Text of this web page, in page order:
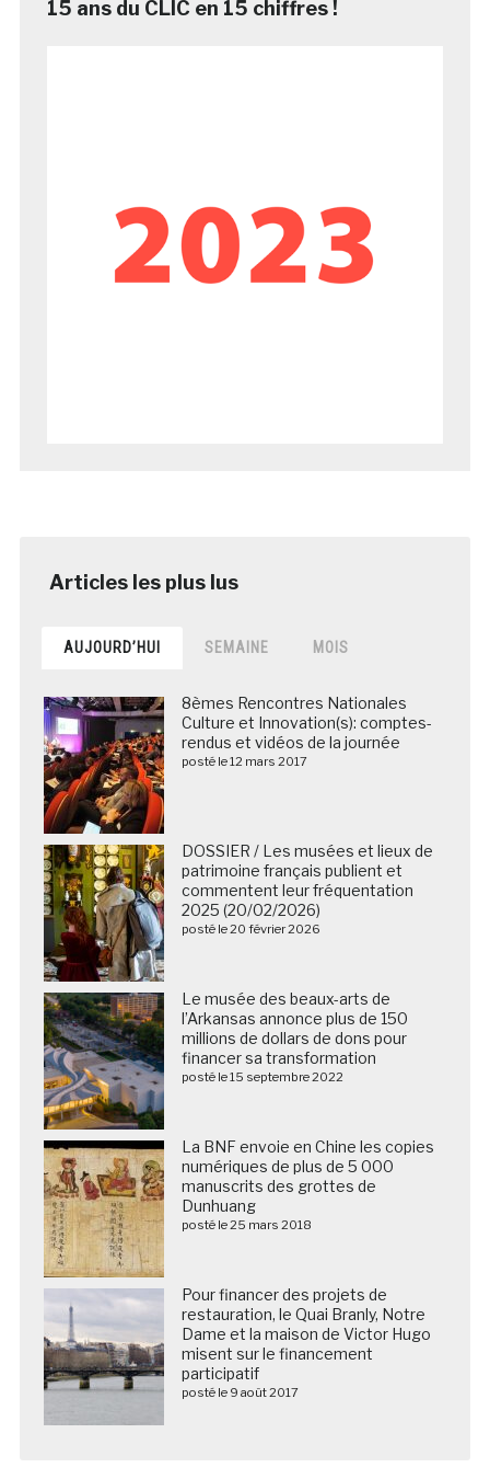
15 ans du CLIC en 15 chiffres !
AUJOURD’HUI SEMAINE MOIS
8èmes Rencontres Nationales
Culture et Innovation(s): comptes-
rendus et vidéos de la journée
posté le 12 mars 2017
DOSSIER / Les musées et lieux de
patrimoine français publient et
commentent leur fréquentation
2025 (20/02/2026)
posté le 20 février 2026
Le musée des beaux-arts de
l’Arkansas annonce plus de 150
millions de dollars de dons pour
financer sa transformation
posté le 15 septembre 2022
La BNF envoie en Chine les copies
numériques de plus de 5 000
manuscrits des grottes de
Dunhuang
posté le 25 mars 2018
Pour financer des projets de
restauration, le Quai Branly, Notre
Dame et la maison de Victor Hugo
misent sur le financement
participatif
posté le 9 août 2017